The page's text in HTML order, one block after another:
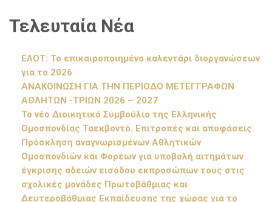
Τελευταία Νέα
ΕΛΟΤ: Το επικαιροποιημένο καλεντάρι διοργανώσεων
για το 2026
ΑΝΑΚΟΙΝΩΣΗ ΓΙΑ ΤΗΝ ΠΕΡΙΟΔΟ ΜΕΤΕΓΓΡΑΦΩΝ
ΑΘΛΗΤΩΝ -ΤΡΙΩΝ 2026 – 2027
Το νέο Διοικητικό Συμβούλιο της Ελληνικής
Ομοσπονδίας Ταεκβοντό. Επιτροπές και αποφάσεις.
Πρόσκληση αναγνωρισμένων Αθλητικών
Ομοσπονδιών και Φορέων για υποβολή αιτημάτων
έγκρισης αδειών εισόδου εκπροσώπων τους στις
σχολικές μονάδες Πρωτοβάθμιας και
Δευτεροβάθμιας Εκπαίδευσης της χώρας για το